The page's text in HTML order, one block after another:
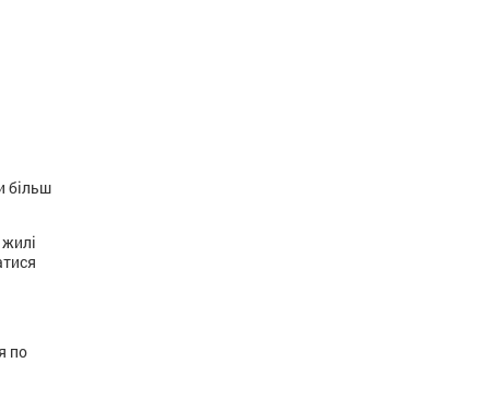
більш
по